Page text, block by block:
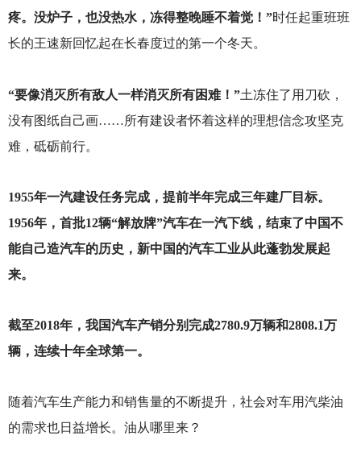
疼。没炉子，也没热水，冻得整晚睡不着觉！”时任起重班班
长的王速新回忆起在长春度过的第一个冬天。
“要像消灭所有敌人一样消灭所有困难！”土冻住了用刀砍，
没有图纸自己画……所有建设者怀着这样的理想信念攻坚克
难，砥砺前行。
1955年一汽建设任务完成，提前半年完成三年建厂目标。
1956年，首批12辆“解放牌”汽车在一汽下线，结束了中国不
能自己造汽车的历史，新中国的汽车工业从此蓬勃发展起
来。
截至2018年，我国汽车产销分别完成2780.9万辆和2808.1万
辆，连续十年全球第一。
随着汽车生产能力和销售量的不断提升，社会对车用汽柴油
的需求也日益增长。油从哪里来？